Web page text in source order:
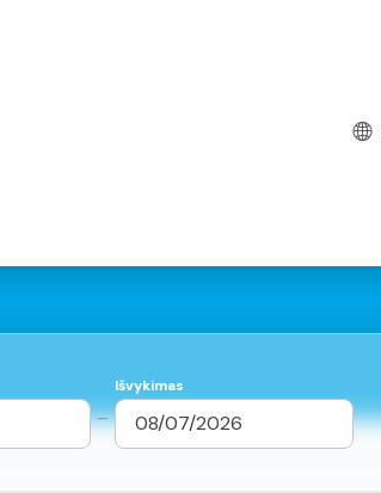
–
Išvykimas